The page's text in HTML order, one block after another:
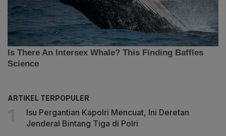
ARTIKEL TERPOPULER
Isu Pergantian Kapolri Mencuat, Ini Deretan
Jenderal Bintang Tiga di Polri